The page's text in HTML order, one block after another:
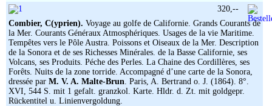
Combier, C(yprien). Voyage au golfe de Californie. Grands Courants de
la Mer. Courants Généraux Atmosphériques. Usages de la vie Maritime.
Tempêtes vers le Pôle Austra. Poissons et Oiseaux de la Mer. Description
de la Sonora et de ses Richesses Minérales. de la Basse Californie, ses
Volcans, ses Produits. Péche des Perles. La Chaine des Cordillères, ses
Forêts. Nuits de la zone torride. Accompagné d’une carte de la Sonora,
dressée par M. V. A. Malte-Brun. Paris, A. Bertrand o. J. (1864). 8°.
XVI, 544 S. mit 1 gefalt. granzkol. Karte. Hldr. d. Zt. mit goldgepr.
Rückentitel u. Linienvergoldung.
320,--